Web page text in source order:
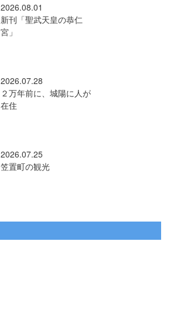
2026.08.01
新刊「聖武天皇の恭仁
宮」
2026.07.28
２万年前に、城陽に人が
在住
2026.07.25
笠置町の観光